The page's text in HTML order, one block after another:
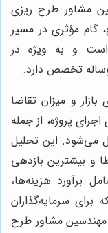
مشاور طرح ریزی
گام مؤثری در مسیر
و به ویژه در
تخصص دارد.
بازار و میزان تقاضا
پروژه، از جمله
می‌شود. این تحلیل
و بیشترین بازدهی
برآورد هزینه‌ها،
سرمایه‌گذاران
مشاور طرح